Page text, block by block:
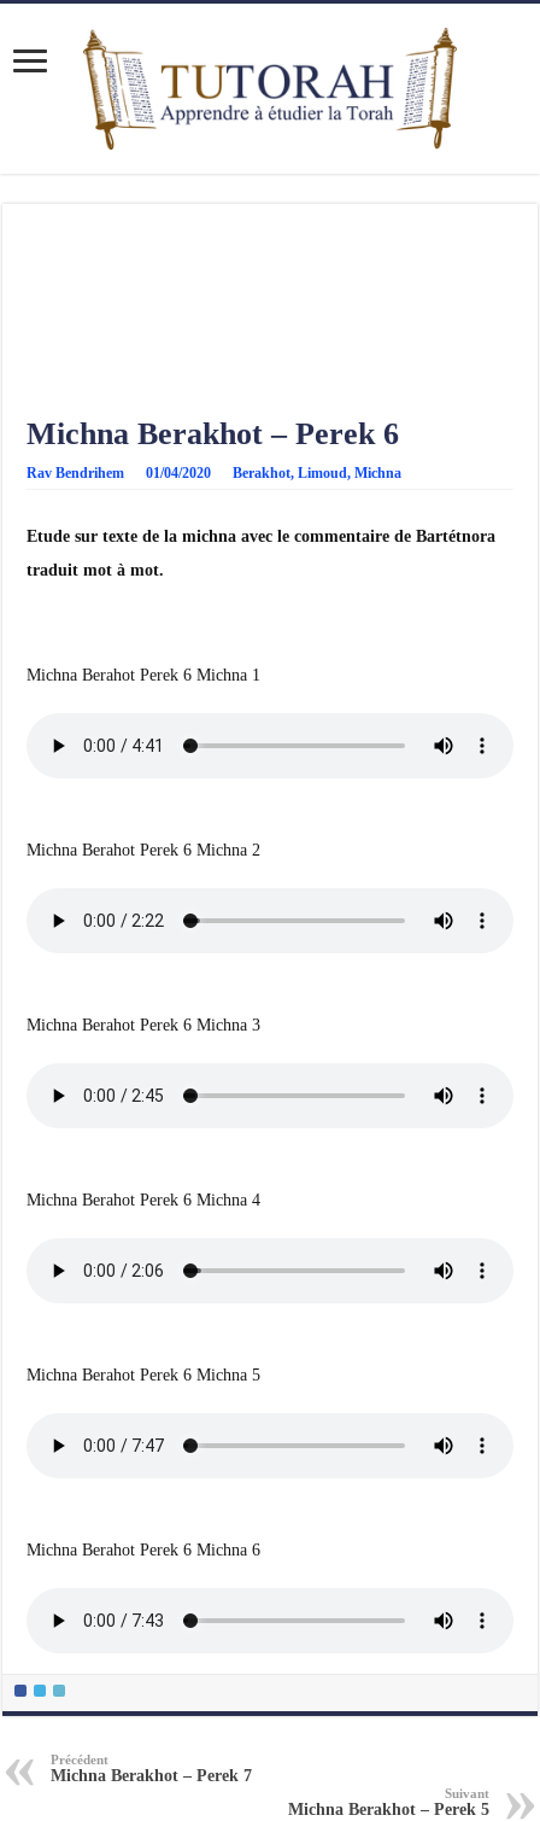
Michna Berakhot – Perek 6
Rav Bendrihem 01/04/2020 Berakhot,Limoud,Michna
Etude sur texte de la michna avec le commentaire de Bartétnora
traduit mot à mot.
Michna Berahot Perek 6 Michna 1
Michna Berahot Perek 6 Michna 2
Michna Berahot Perek 6 Michna 3
Michna Berahot Perek 6 Michna 4
Michna Berahot Perek 6 Michna 5
Michna Berahot Perek 6 Michna 6
Précédent
Michna Berakhot – Perek 7
Suivant
Michna Berakhot – Perek 5